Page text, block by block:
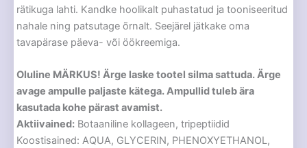
rätikuga lahti. Kandke hoolikalt puhastatud ja tooniseeritud
nahale ning patsutage õrnalt. Seejärel jätkake oma
tavapärase päeva- või öökreemiga.
Oluline MÄRKUS! Ärge laske tootel silma sattuda. Ärge
avage ampulle paljaste kätega. Ampullid tuleb ära
kasutada kohe pärast avamist.
Aktiivained: Botaaniline kollageen, tripeptiidid
Koostisained: AQUA, GLYCERIN, PHENOXYETHANOL,